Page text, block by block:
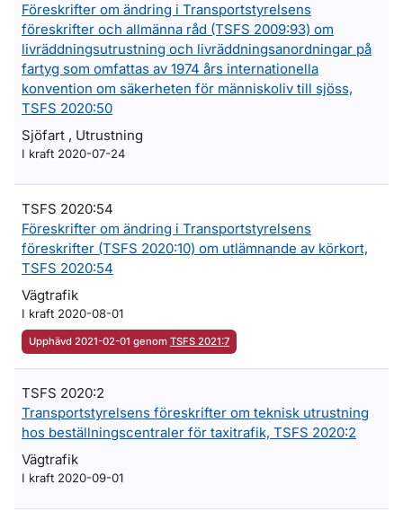
Föreskrifter om ändring i Transportstyrelsens
föreskrifter och allmänna råd (TSFS 2009:93) om
livräddningsutrustning och livräddningsanordningar på
fartyg som omfattas av 1974 års internationella
konvention om säkerheten för människoliv till sjöss,
TSFS 2020:50
Sjöfart , Utrustning
I kraft 2020-07-24
TSFS 2020:54
Föreskrifter om ändring i Transportstyrelsens
föreskrifter (TSFS 2020:10) om utlämnande av körkort,
TSFS 2020:54
Vägtrafik
I kraft 2020-08-01
Upphävd 2021-02-01 genom TSFS 2021:7
TSFS 2020:2
Transportstyrelsens föreskrifter om teknisk utrustning
hos beställningscentraler för taxitrafik, TSFS 2020:2
Vägtrafik
I kraft 2020-09-01